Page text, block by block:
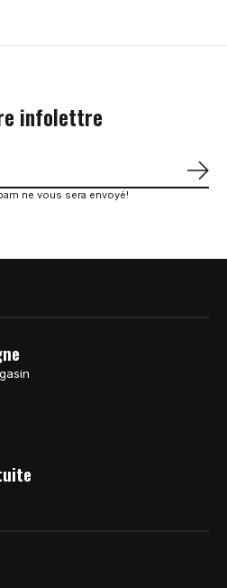
infolettre
ne vous sera envoyé!